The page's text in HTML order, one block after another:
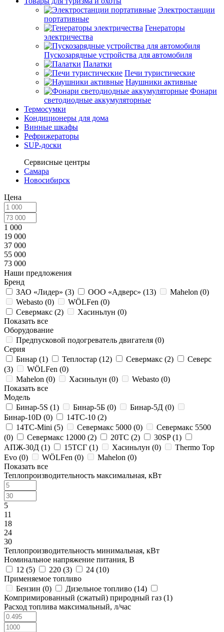
Электростанции
портативные
Генераторы
электричества
Пускозарядные устройства для автомобиля
Палатки
Печи туристические
Наушники активные
Фонари
светодиодные аккумуляторные
Термосумки
Кондиционеры для дома
Винные шкафы
Рефрижераторы
SUP-доски
Сервисные центры
Самара
Новосибирск
Цена
1 000
19 000
37 000
55 000
73 000
Наши предложения
Бренд
ЗАО «Лидер» (3) ООО «Адверс» (13) Mahelon (0)
Webasto (0) WÖLFen (0)
Севермакс (2) Хасиньлун (0)
Показать все
Оборудование
Предпусковой подогреватель двигателя (0)
Серия
Бинар (1) Теплостар (12) Севермакс (2)
Северс
(3) WÖLFen (0)
Mahelon (0) Хасиньлун (0) Webasto (0)
Показать все
Модель
Бинар-5S (1) Бинар-5Б (0) Бинар-5Д (0)
Бинар-10D (0) 14ТС-10 (2)
14ТС-Mini (5) Севермакс 5000 (0)
Севермакс 5500
(0) Севермакс 12000 (2) 20ТС (2) 30SP (1)
АПЖ-30Д (1) 15ТСГ (1) Хасиньлун (0)
Thermo Top
Evo (0) WÖLFen (0) Mahelon (0)
Показать все
Теплопроизводительность максимальная, кВт
5
11
18
24
30
Теплопроизводительность минимальная, кВт
Номинальное напряжение питания, В
12 (5) 220 (3) 24 (10)
Применяемое топливо
Бензин (0) Дизельное топливо (14)
Компримированный (сжатый) природный газ (1)
Расход топлива максимальный, л/час